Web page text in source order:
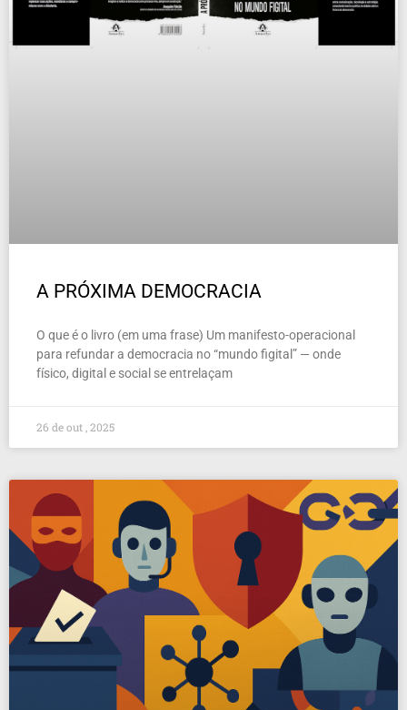
A PRÓXIMA DEMOCRACIA
O que é o livro (em uma frase) Um manifesto-operacional
para refundar a democracia no “mundo figital” — onde
físico, digital e social se entrelaçam
26 de out , 2025